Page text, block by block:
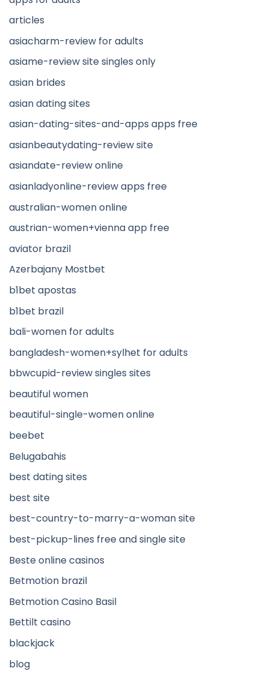
articles
asiacharm-review for adults
asiame-review site singles only
asian brides
asian dating sites
asian-dating-sites-and-apps apps free
asianbeautydating-review site
asiandate-review online
asianladyonline-review apps free
australian-women online
austrian-women+vienna app free
aviator brazil
Azerbajany Mostbet
b1bet apostas
b1bet brazil
bali-women for adults
bangladesh-women+sylhet for adults
bbwcupid-review singles sites
beautiful women
beautiful-single-women online
beebet
Belugabahis
best dating sites
best site
best-country-to-marry-a-woman site
best-pickup-lines free and single site
Beste online casinos
Betmotion brazil
Betmotion Casino Basil
Bettilt casino
blackjack
blog